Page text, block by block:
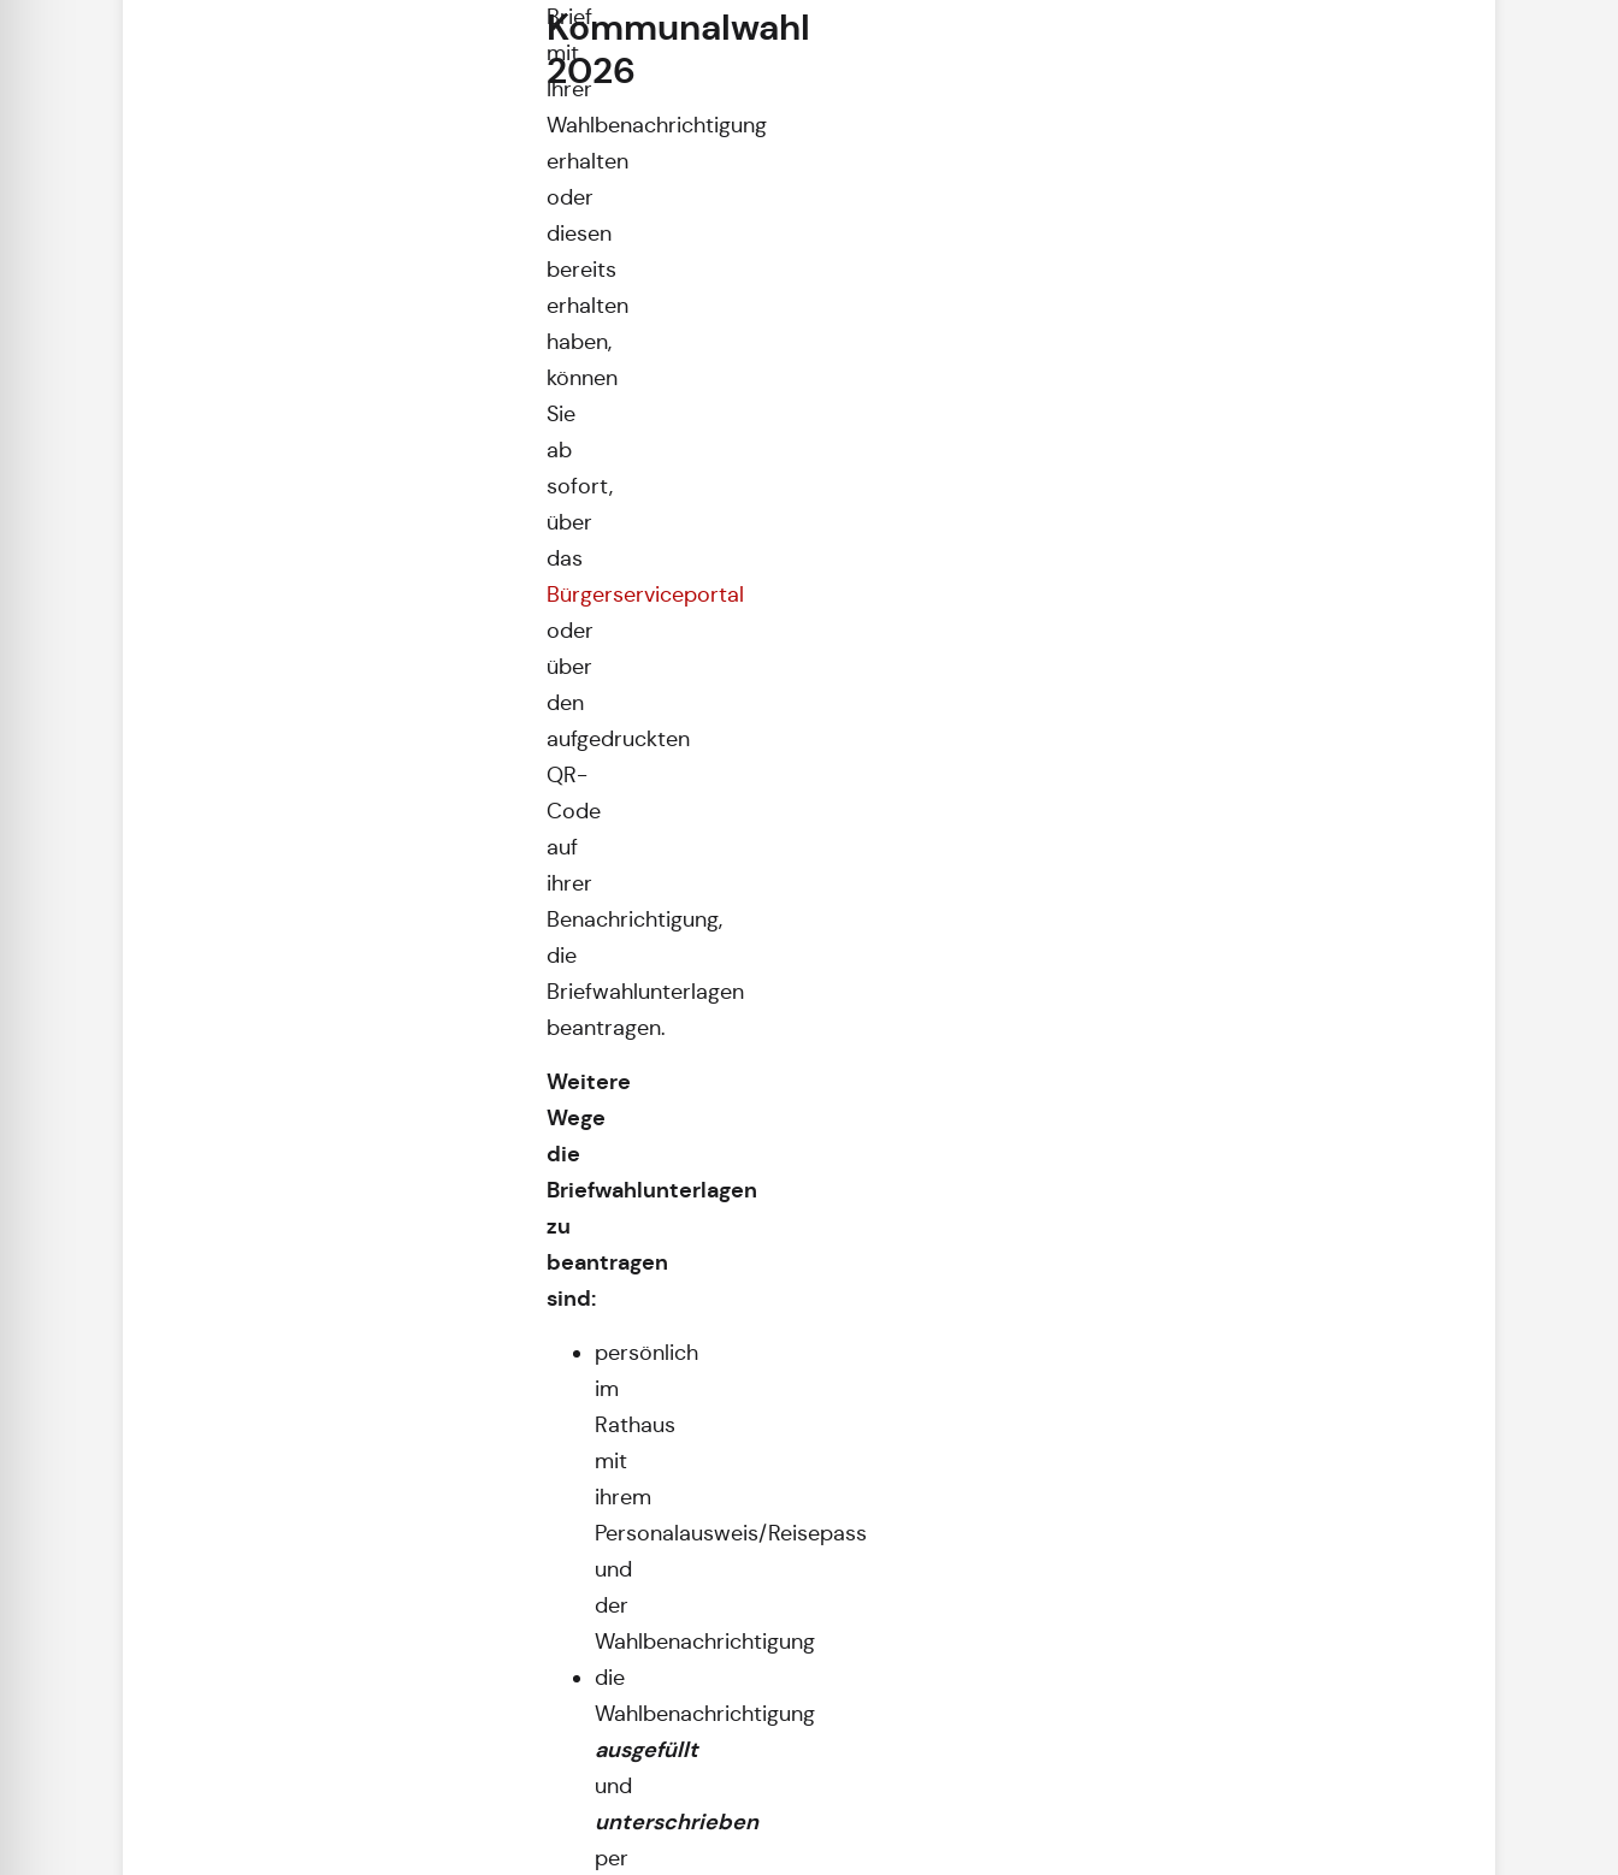
Kommunalwahl
2026
Brief
mit
Ihrer
Wahlbenachrichtigung
erhalten
oder
diesen
bereits
erhalten
haben,
können
Sie
ab
sofort,
über
das
Bürgerserviceportal
oder
über
den
aufgedruckten
QR-
Code
auf
ihrer
Benachrichtigung,
die
Briefwahlunterlagen
beantragen.
Weitere
Wege
die
Briefwahlunterlagen
zu
beantragen
sind:
persönlich
im
Rathaus
mit
ihrem
Personalausweis/Reisepass
und
der
Wahlbenachrichtigung
die
Wahlbenachrichtigung
ausgefüllt
und
unterschrieben
per